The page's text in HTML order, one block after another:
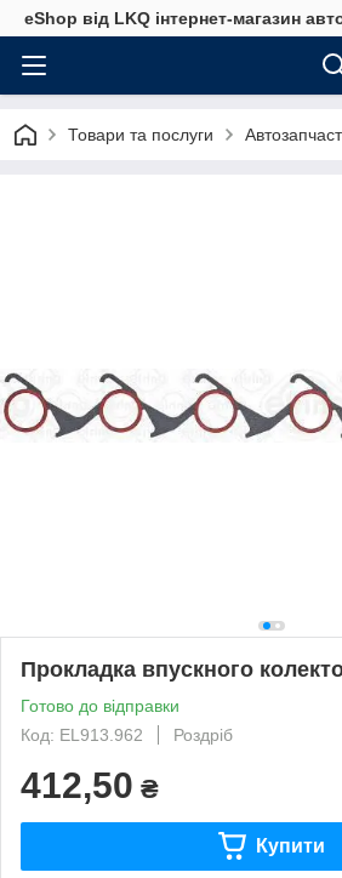
eShop від LKQ інтернет-магазин
Товари та послуги
Прокладка впускного
Готово до відправки
Код: EL913.962
Роздріб
412,50 ₴
Купити